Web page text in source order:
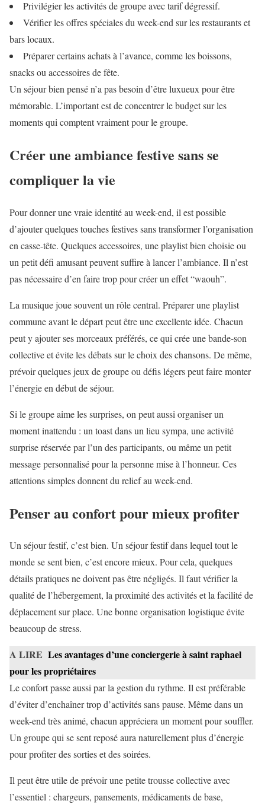
Privilégier les activités de groupe avec tarif dégressif.
Vérifier les offres spéciales du week-end sur les restaurants et
bars locaux.
Préparer certains achats à l’avance, comme les boissons,
snacks ou accessoires de fête.
Un séjour bien pensé n’a pas besoin d’être luxueux pour être
mémorable. L’important est de concentrer le budget sur les
moments qui comptent vraiment pour le groupe.
Créer une ambiance festive sans se
compliquer la vie
Pour donner une vraie identité au week-end, il est possible
d’ajouter quelques touches festives sans transformer l’organisation
en casse-tête. Quelques accessoires, une playlist bien choisie ou
un petit défi amusant peuvent suffire à lancer l’ambiance. Il n’est
pas nécessaire d’en faire trop pour créer un effet “waouh”.
La musique joue souvent un rôle central. Préparer une playlist
commune avant le départ peut être une excellente idée. Chacun
peut y ajouter ses morceaux préférés, ce qui crée une bande-son
collective et évite les débats sur le choix des chansons. De même,
prévoir quelques jeux de groupe ou défis légers peut faire monter
l’énergie en début de séjour.
Si le groupe aime les surprises, on peut aussi organiser un
moment inattendu : un toast dans un lieu sympa, une activité
surprise réservée par l’un des participants, ou même un petit
message personnalisé pour la personne mise à l’honneur. Ces
attentions simples donnent du relief au week-end.
Penser au confort pour mieux profiter
Un séjour festif, c’est bien. Un séjour festif dans lequel tout le
monde se sent bien, c’est encore mieux. Pour cela, quelques
détails pratiques ne doivent pas être négligés. Il faut vérifier la
qualité de l’hébergement, la proximité des activités et la facilité de
déplacement sur place. Une bonne organisation logistique évite
beaucoup de stress.
A LIRE Les avantages d’une conciergerie à saint raphael
pour les propriétaires
Le confort passe aussi par la gestion du rythme. Il est préférable
d’éviter d’enchaîner trop d’activités sans pause. Même dans un
week-end très animé, chacun appréciera un moment pour souffler.
Un groupe qui se sent reposé aura naturellement plus d’énergie
pour profiter des sorties et des soirées.
Il peut être utile de prévoir une petite trousse collective avec
l’essentiel : chargeurs, pansements, médicaments de base,